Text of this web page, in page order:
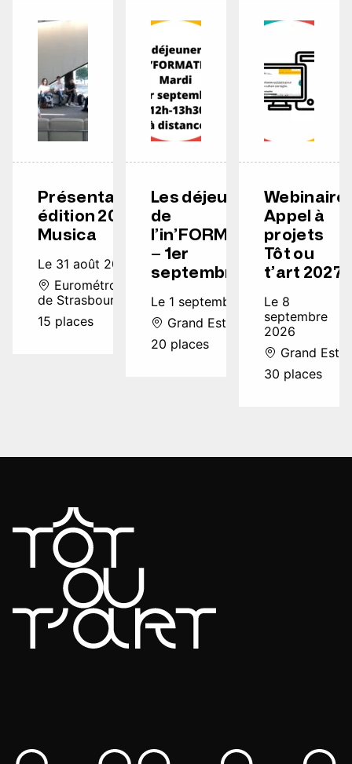
Présentation
édition 2026
Musica
Le 31 août 2026
Eurométropole
de Strasbourg
15 places
Les déjeuners
de
l’in’FORMATION
– 1er
septembre
Le 1 septembre 2026
Grand Est
20 places
Webinaire
Appel à
projets
Tôt ou
t’art 2027
Le 8
septembre
2026
Grand Est
30 places